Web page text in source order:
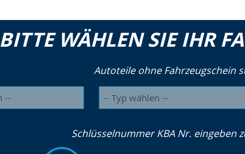
BITTE WÄHLEN SIE IHR
Autoteile ohne Fahrzeugschein
Schlüsselnummer KBA Nr. eingeben